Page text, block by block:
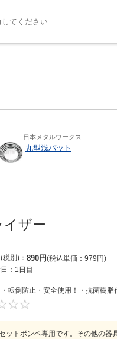
日本メタルワークス
丸型浅バット
ザー
税別) 890円 税込単価 979円
： 1日目
・転倒防止・安全使用！・抗菌樹
ットボンベ専用です。その他の器